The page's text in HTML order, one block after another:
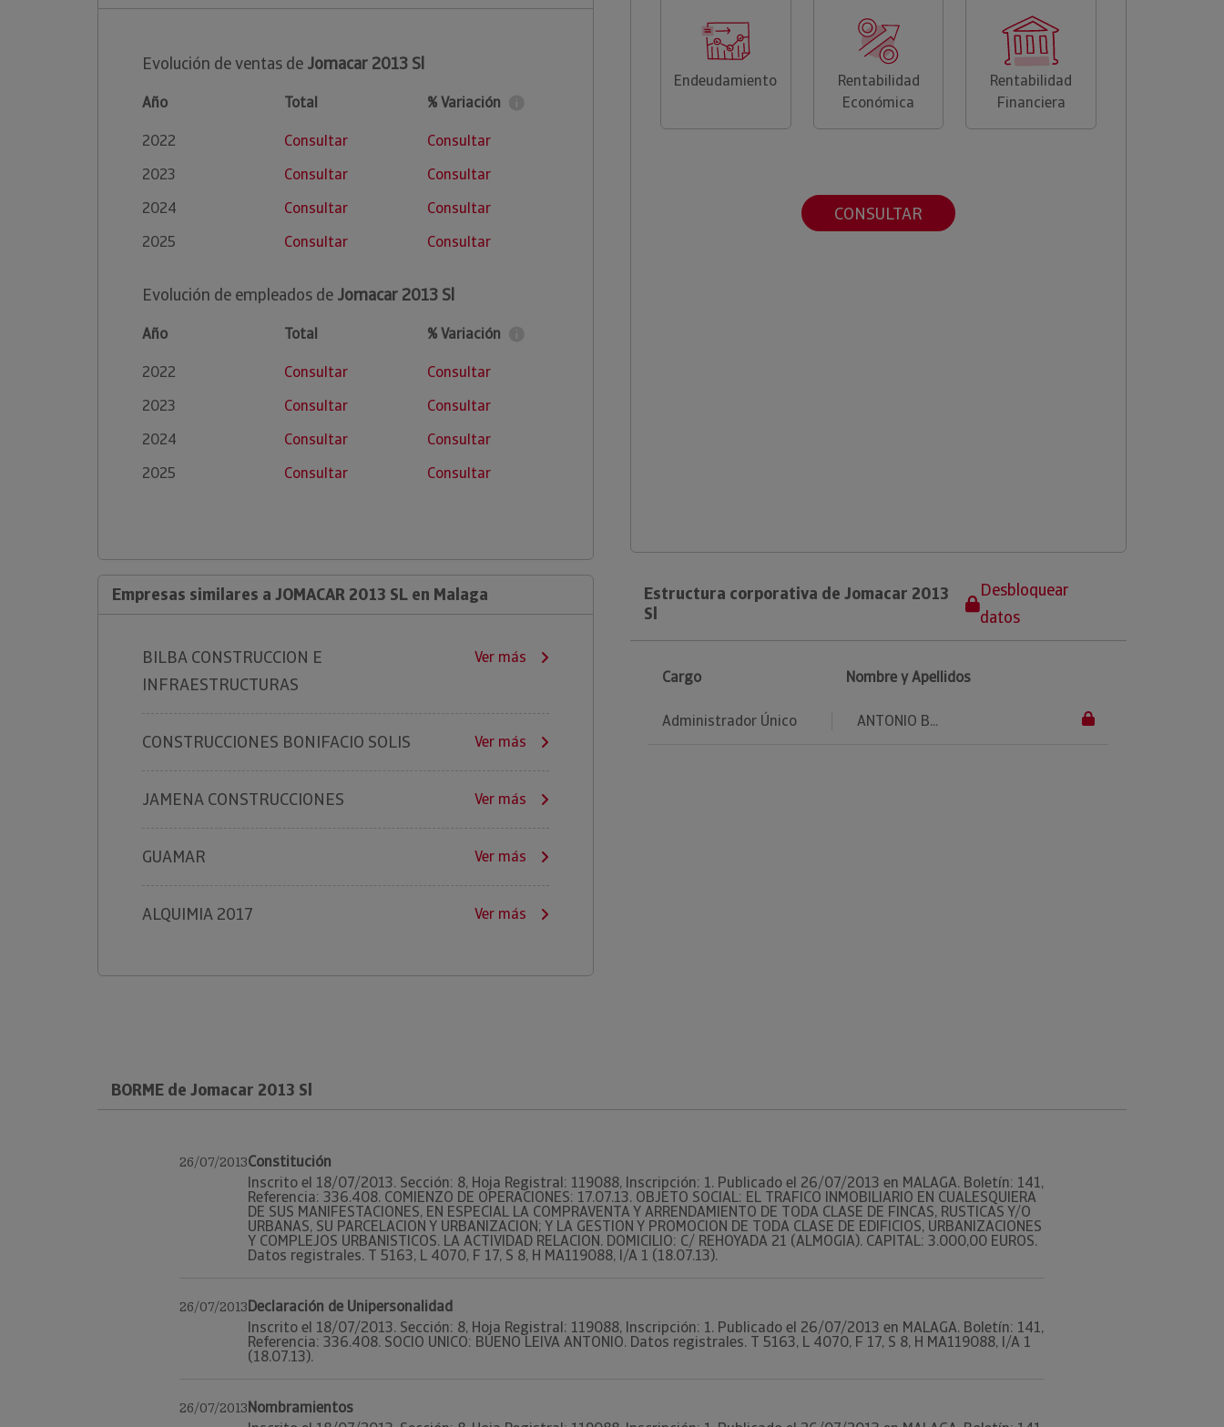
Evolución de ventas de Jomacar 2013 Sl
Año Total
% Variación
2022
Consultar
Consultar
2023
Consultar
Consultar
2024
Consultar
Consultar
2025
Consultar Consultar
Evolución de empleados de Jomacar 2013 Sl
Año Total
% Variación
2022
Consultar
Consultar
2023
Consultar
Consultar
2024
Consultar
Consultar
2025
Consultar Consultar
Empresas similares a JOMACAR 2013 SL en Malaga
BILBA CONSTRUCCION E
INFRAESTRUCTURAS
Ver más
CONSTRUCCIONES BONIFACIO SOLIS Ver más
JAMENA CONSTRUCCIONES Ver más
GUAMAR Ver más
ALQUIMIA 2017 Ver más
Endeudamiento
Rentabilidad
Económica
Rentabilidad
Financiera
CONSULTAR
Estructura corporativa de Jomacar 2013
Sl
Desbloquear
datos
Cargo Nombre y Apellidos
Administrador Único ANTONIO B...
BORME de Jomacar 2013 Sl
26/07/2013Constitución
Inscrito el 18/07/2013. Sección: 8, Hoja Registral: 119088, Inscripción: 1. Publicado el 26/07/2013 en MALAGA. Boletín: 141,
Referencia: 336.408. COMIENZO DE OPERACIONES: 17.07.13. OBJETO SOCIAL: EL TRAFICO INMOBILIARIO EN CUALESQUIERA
DE SUS MANIFESTACIONES, EN ESPECIAL LA COMPRAVENTA Y ARRENDAMIENTO DE TODA CLASE DE FINCAS, RUSTICAS Y/O
URBANAS, SU PARCELACION Y URBANIZACION; Y LA GESTION Y PROMOCION DE TODA CLASE DE EDIFICIOS, URBANIZACIONES
Y COMPLEJOS URBANISTICOS. LA ACTIVIDAD RELACION. DOMICILIO: C/ REHOYADA 21 (ALMOGIA). CAPITAL: 3.000,00 EUROS.
Datos registrales. T 5163, L 4070, F 17, S 8, H MA119088, I/A 1 (18.07.13).
26/07/2013Declaración de Unipersonalidad
Inscrito el 18/07/2013. Sección: 8, Hoja Registral: 119088, Inscripción: 1. Publicado el 26/07/2013 en MALAGA. Boletín: 141,
Referencia: 336.408. SOCIO UNICO: BUENO LEIVA ANTONIO. Datos registrales. T 5163, L 4070, F 17, S 8, H MA119088, I/A 1
(18.07.13).
26/07/2013Nombramientos